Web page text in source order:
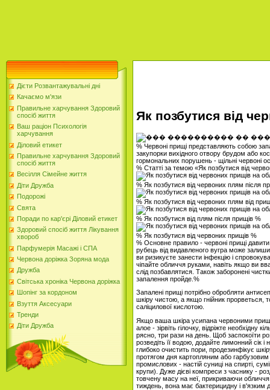
Дієти Розвантажувальні дні
Качаємо м'язи
Правильне харчування Здоровий
спосіб життя
Ваш раціон Психологія
харчування
Діловий етикет
Правильне харчування Здоровий
спосіб життя
Весілля Сімейне життя
Діти Дружба
Подорожі
Свята
Поради по кар'єрі Діловий етикет
Здоровий спосіб життя Лікування
хвороб
Парфумерія Масажі і СПА
Червона доріжка Зоряна мода
Дружба
Світська хроніка Червона доріжка
Шопінг за кордоном
Взуття Аксесуари
Тренди
Діти Дружба
Як позбутися від
% Червоні прищі представляють собою
закупорки вихідного отвору брудом або
гормональних порушень - щільні червоні
% Статті за темою «Як позбутися від
% Як позбутися від червоних плям після
% Як позбутися від червоних плям від
% Як позбутися від плям після прищів %
% Як позбутися від червоних прищів %
% Основне правило - червоні прищі
рубець від видавленого вугра може
ви ризикуєте занести інфекцію і
чіпайте обличчя руками, навіть якщо ви
слід позбавлятися. Також заборонені
запалення пройде.%
Запалені прищі потрібно обробляти
шкіру чистою, а якщо гнійник прорветься,
саліцилової кислотою.
Якщо ваша шкіра усипана червоними
алое - зірвіть гілочку, відріжте необхідну
рясно, три рази на день. Щоб заспокоїти
розведіть її водою, додайте лимонний сік
глибоко очистить пори, продезинфікує
протягом дня картопляним або
промислових - настій суниці на спирті,
крупи). Дуже дієві компреси з часнику -
товчену масу на неї, прикриваючи
тиждень, вона має бактерицидну і в'язким